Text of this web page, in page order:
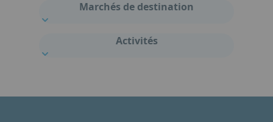
Marchés de destination
Activités